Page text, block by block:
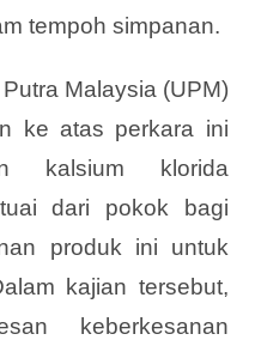
tempoh simpanan.
Malaysia (UPM)
ke atas perkara ini
kalsium klorida
dari pokok bagi
produk ini untuk
kajian tersebut,
keberkesanan